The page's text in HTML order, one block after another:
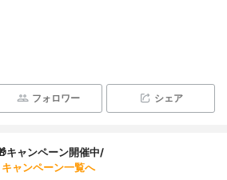
フォロワー シェア
キャンペーン開催中/
キャンペーン一覧へ